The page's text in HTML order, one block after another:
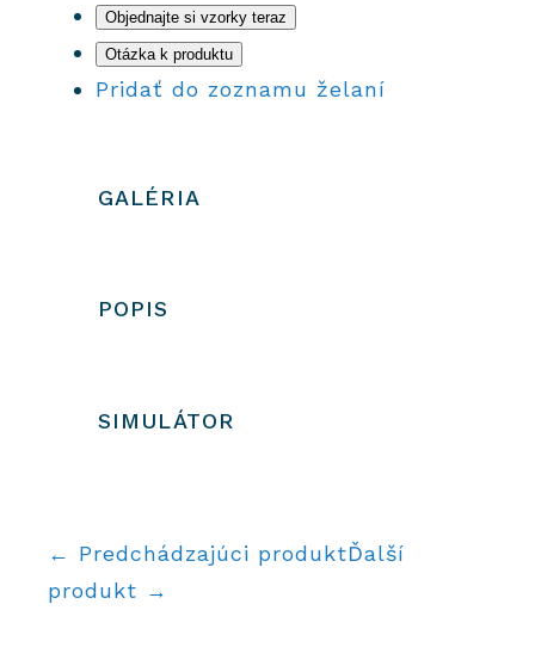
Hexa Objednajte si vzorky teraz
Otázka k produktu
Pridať do zoznamu želaní
GALÉRIA
POPIS
SIMULÁTOR
← Predchádzajúci produktĎalší
produkt →